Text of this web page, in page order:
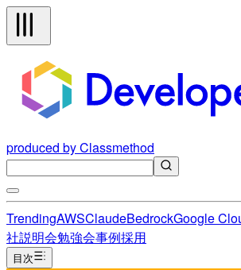
produced by Classmethod
TrendingAWSClaudeBedrockGoogle
社説明会勉強会事例採用
目次